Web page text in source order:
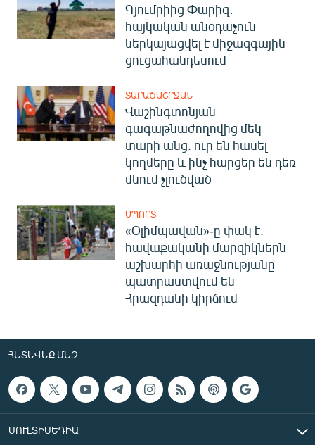
Գյումրիից Փարիզ․
հայկական անօդաչուն
ներկայացվել է միջազգային
ցուցահանդեսում
ՏԱՐԱԾԱՇՐՋԱՆ
Վաշինգտոնյան
գագաթնաժողովից մեկ
տարի անց. ուր են հասել
կողմերը և ինչ հարցեր են դեռ
մնում չլուծված
ՍՊՈՐՏ
«Օլիմպավան»-ը փակ է.
հավաքականի մարզիկներն
աշխարհի առաջնությանը
պատրաստվում են
Հրազդանի կիրճում
ՀԵՏԵՎԵՔ ՄԵԶ
ՄՈՒԼՏԻՄԵԴԻԱ